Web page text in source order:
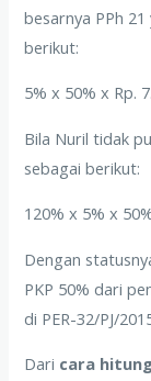
besarnya PPh
berikut:
5% x 50% x Rp.
Bila Nuril tidak
sebagai berikut:
120% x 5% x
Dengan
PKP 50% dari
di PER-32/PJ/
Dari cara hitung